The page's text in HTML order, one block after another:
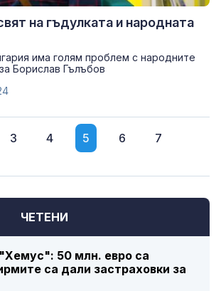
на гъдулката и народната
има голям проблем с народните
Борислав Гълъбов
3 4 5 6
7
ЧЕТЕНИ
50 млн. евро са
са дали застраховки за